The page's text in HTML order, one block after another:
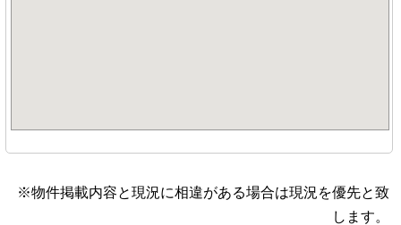
※物件掲載内容と現況に相違がある場合は現況を優先と致
します。